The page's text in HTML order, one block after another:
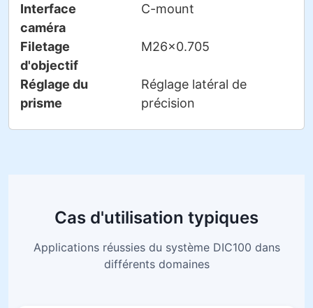
Interface
caméra
C-mount
Filetage
d'objectif
M26×0.705
Réglage du
prisme
Réglage latéral de
précision
Cas d'utilisation typiques
Applications réussies du système DIC100 dans
différents domaines